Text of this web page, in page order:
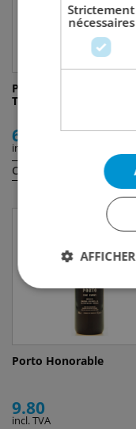
Porto Ferreira Dona
Tawny 20 Years Port
61.00
incl. TVA
Contenu:
Porto Honorable
9.80
incl. TVA
Strictement
nécessaires